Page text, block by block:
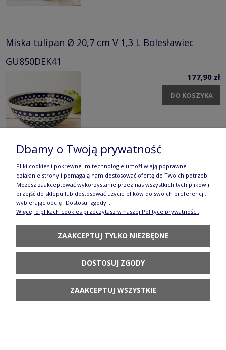
Miska tulipan Ø 20,7 cm V 1,3 L Bolesławiec
GU850DEK41
177,90 zł
DO KOSZYKA
Miska V 2,25 L Bolesławiec gu985dek41
255,90 zł
DO KOSZYKA
Miska Ø 24,5 x 22,3 cm V 0,9 L Bolesławiec
Dbamy o Twoją prywatność
Pliki cookies i pokrewne im technologie umożliwiają poprawne
działanie strony i pomagają nam dostosować ofertę do Twoich potrzeb.
Możesz zaakceptować wykorzystanie przez nas wszystkich tych plików i
przejść do sklepu lub dostosować użycie plików do swoich preferencji,
wybierając opcję "Dostosuj zgody".
Więcej o plikach cookies przeczytasz w naszej Polityce prywatności.
ZAAKCEPTUJ TYLKO NIEZBĘDNE
DOSTOSUJ ZGODY
ZAAKCEPTUJ WSZYSTKIE